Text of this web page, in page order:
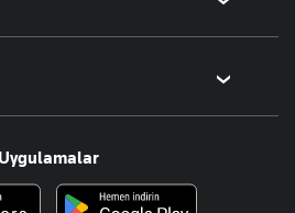
Uygulamalar